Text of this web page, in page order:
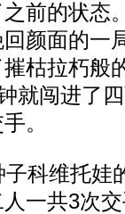
前的状态
颜面的一
摧枯拉朽般
就闯进了
。
科维托娃
一共3次